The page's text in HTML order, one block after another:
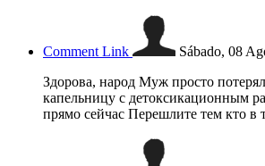
Comment Link Sábado, 08
Здорова, народ Муж просто
капельницу с детоксикационным
прямо сейчас Перешлите тем кто в